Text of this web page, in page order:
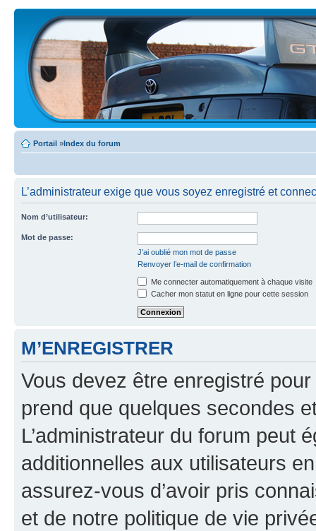
Portail »Index du forum
L’administrateur exige que vous soyez enregistré et
Nom d’utilisateur:
Mot de passe:
J’ai oublié mon mot de passe
Renvoyer l’e-mail de confirmation
Me connecter automatiquement à chaque visite
Cacher mon statut en ligne pour cette session
M’ENREGISTRER
Vous devez être enregistré
prend que quelques secondes
L’administrateur du forum peut
additionnelles aux utilisateurs
assurez-vous d’avoir pris
et de notre politique de vie